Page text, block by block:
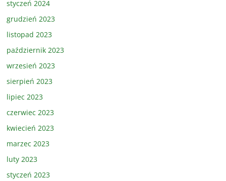
styczeń 2024
grudzień 2023
listopad 2023
październik 2023
wrzesień 2023
sierpień 2023
lipiec 2023
czerwiec 2023
kwiecień 2023
marzec 2023
luty 2023
styczeń 2023